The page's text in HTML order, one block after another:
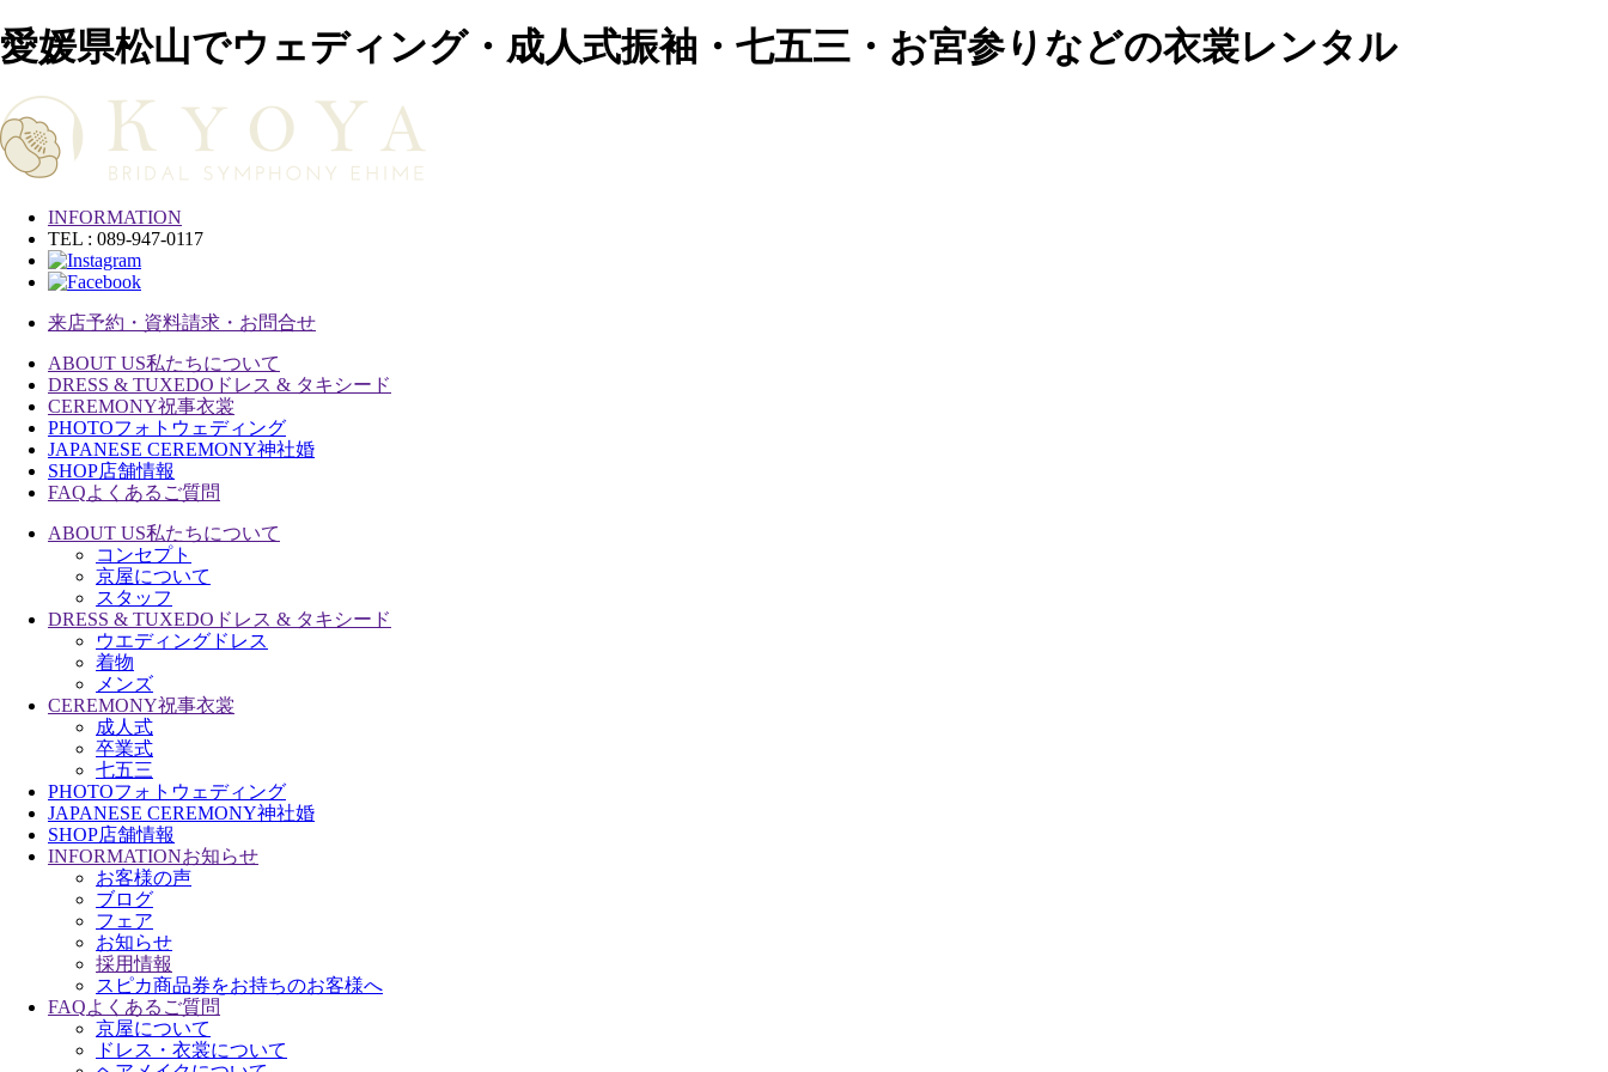
愛媛県松山でウェディング・成人式振袖・七五三・お宮参りなどの衣裳レンタル
INFORMATION
TEL : 089-947-0117
来店予約・資料請求・お問合せ
ABOUT US私たちについて
DRESS & TUXEDO ドレス & タキシード
CEREMONY祝事衣裳
PHOTOフォトウェディング
JAPANESE CEREMONY神社婚
SHOP店舗情報
FAQよくあるご質問
ABOUT US私たちについて
コンセプト
京屋について
スタッフ
DRESS & TUXEDO ドレス & タキシード
ウエディングドレス
着物
メンズ
CEREMONY祝事衣裳
成人式
卒業式
七五三
PHOTOフォトウェディング
JAPANESE CEREMONY神社婚
SHOP店舗情報
INFORMATIONお知らせ
お客様の声
ブログ
フェア
お知らせ
採用情報
スピカ商品券をお持ちのお客様へ
FAQよくあるご質問
京屋について
ドレス・衣裳について